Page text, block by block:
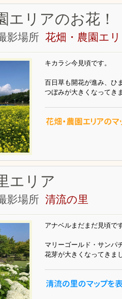
エリアのお花！
影場所 花畑・農園エ
キカラシ今見頃です。
百日草も開花が進み、ひ
つぼみが大きくなってき
エリア
影場所 清流の里
アナベルまだまだ見頃で
マリーゴールド・サンパ
花芽が大きくなってきま